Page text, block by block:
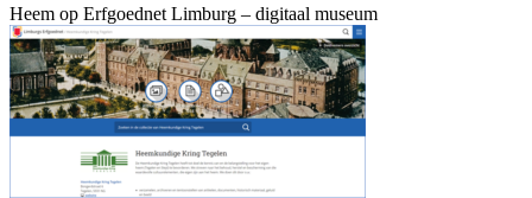
Heem op Erfgoednet Limburg – digitaal museum